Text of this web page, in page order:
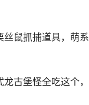
鼠抓捕道具，萌系
古堡怪全吃这个，